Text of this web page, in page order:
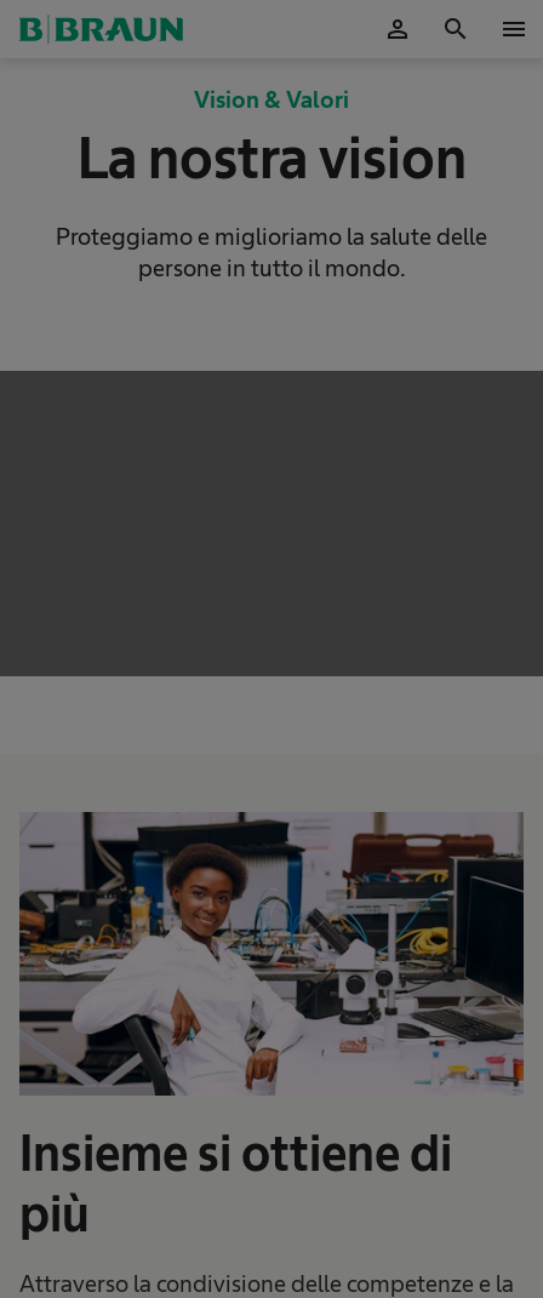
person search menu
Vision & Valori
La nostra vision
Proteggiamo e miglioriamo la salute delle
persone in tutto il mondo.
Insieme si ottiene di
più
Attraverso la condivisione delle competenze e la